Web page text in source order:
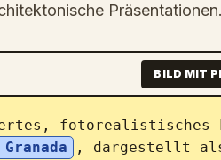
Präsentationen.
BILD MIT
fotorealistisches
, dargestellt als